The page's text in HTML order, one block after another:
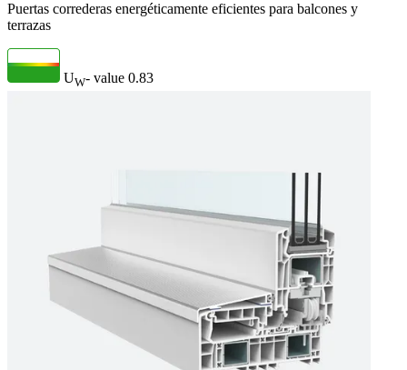
Puertas correderas energéticamente eficientes para balcones y
terrazas
UW- value 0.83